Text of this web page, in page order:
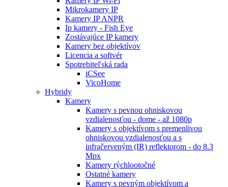
Mikrokamery IP
Kamery IP ANPR
Ip kamery - Fish Eye
Zostávajúce IP kamery
Kamery bez objektívov
Licencia a softvér
Spotrebiteľská rada
iCSee
VicoHome
Hybridy
Kamery
Kamery s pevnou ohniskovou
vzdialenosťou - dome - až 1080p
Kamery s objektívom s premenlivou
ohniskovou vzdialenosťou a s
infračerveným (IR) reflektorom - do 8.3
Mpx
Kamery rýchlootočné
Ostatné kamery
Kamery s pevným objektívom a